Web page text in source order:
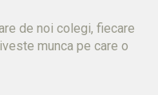
de noi colegi, fiecare
munca pe care o